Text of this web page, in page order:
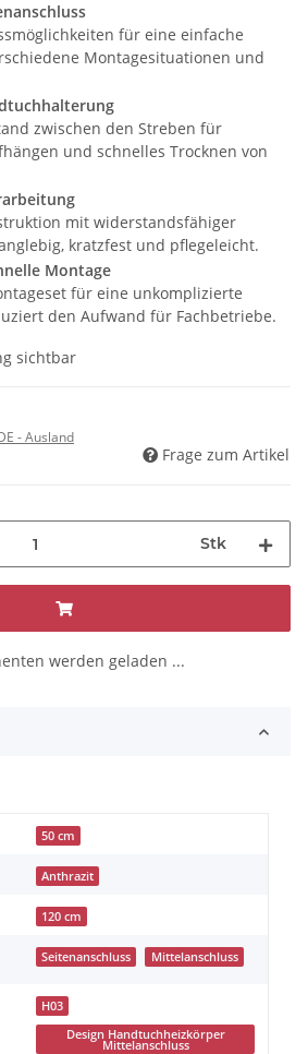
für eine einfache
Montagesituationen und
zwischen den Streben für
und schnelles Trocknen von
mit widerstandsfähiger
kratzfest und pflegeleicht.
Montage
für eine unkomplizierte
den Aufwand für Fachbetriebe.
sichtbar
- Ausland
Frage zum Artikel
Stk
werden geladen ...
50 cm
Anthrazit
120 cm
Seitenanschluss Mittelanschluss
H03
Design Handtuchheizkörper
Mittelanschluss